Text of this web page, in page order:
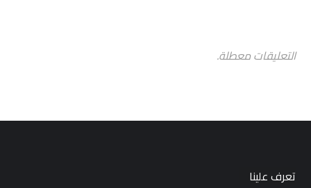
التعليقات معطلة.
تعرف علينا